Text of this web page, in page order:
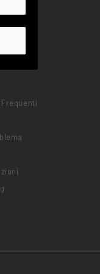
Frequenti